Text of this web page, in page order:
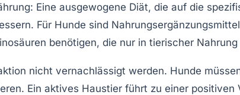
: Eine ausgewogene Diät, die auf die
Für Hunde sind
benötigen, die nur in tierischer
nicht vernachlässigt werden. Hunde
Ein aktives Haustier führt zu einer positiven